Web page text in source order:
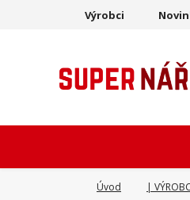
Výrobci
Úvod |